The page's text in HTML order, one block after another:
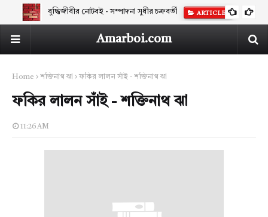
বুদ্ধিজীবীর নোটবই - সম্পাদনা সুধীর চক্রবর্তী ARTICLES
Amarboi.com
Home শক্তিনাথ ঝা ফকির লালন সাঁই - শক্তিনাথ ঝা
ফকির লালন সাঁই - শক্তিনাথ ঝা
11:26 AM